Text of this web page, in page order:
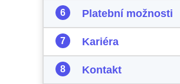
Platební možnosti
Kariéra
Kontakt